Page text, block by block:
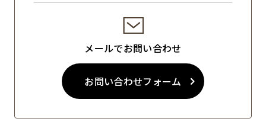
メールでお問い合わせ
お問い合わせフォーム